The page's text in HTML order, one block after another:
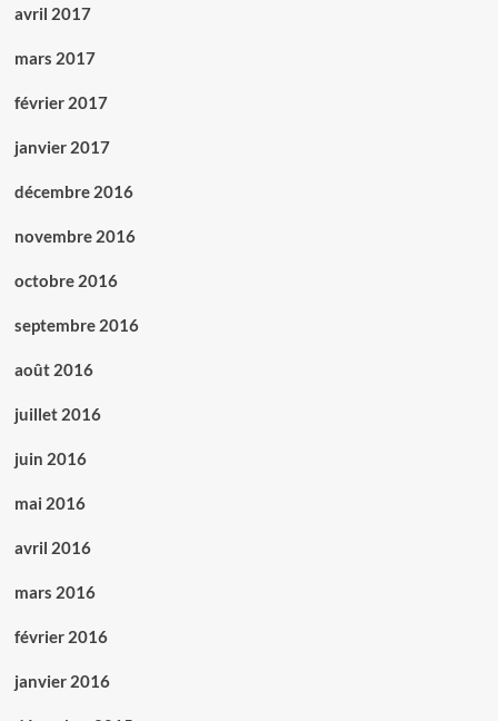
avril 2017
mars 2017
février 2017
janvier 2017
décembre 2016
novembre 2016
octobre 2016
septembre 2016
août 2016
juillet 2016
juin 2016
mai 2016
avril 2016
mars 2016
février 2016
janvier 2016